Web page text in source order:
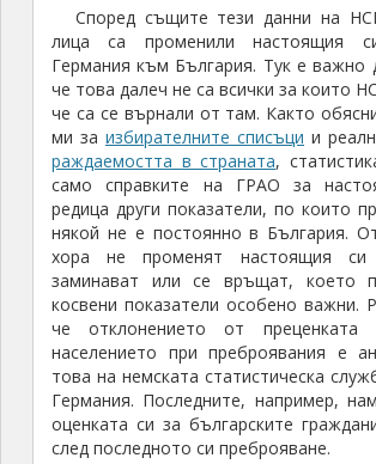
Според същите тези данни на
лица са променили настоящия
Германия към България. Тук е важно
че това далеч не са всички за които
че са се върнали от там. Както
ми за избирателните списъци и
раждаемостта в страната,
само справките на ГРАО за
редица други показатели, по които
някой не е постоянно в България.
хора не променят настоящия си
заминават или се връщат, което
косвени показатели особено важни.
че отклонението от
населението при преброявания е
това на немската статистическа
Германия. Последните, например,
оценката си за българските
след последното си преброяване.